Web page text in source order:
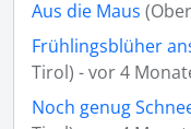
Aus die Maus
Frühlingsblüher
Tirol) - vor 4
Noch genug